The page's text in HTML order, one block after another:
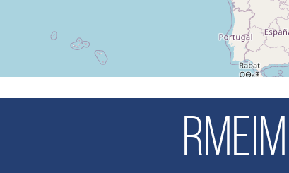
RMEIM